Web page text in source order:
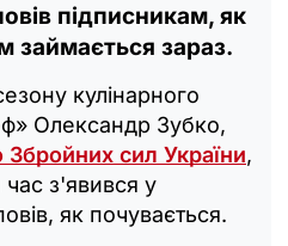
підписникам, як
займається зараз.
кулінарного
Олександр Зубко,
сил України,
з'явився у
як почувається.